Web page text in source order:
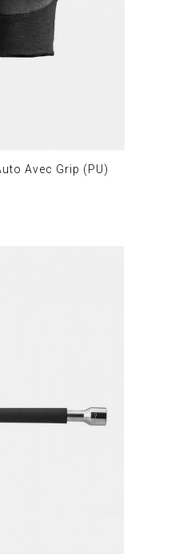
Avec Grip (PU)